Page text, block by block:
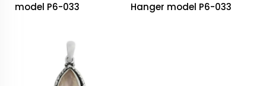
model P6-033
Hanger model P6-033